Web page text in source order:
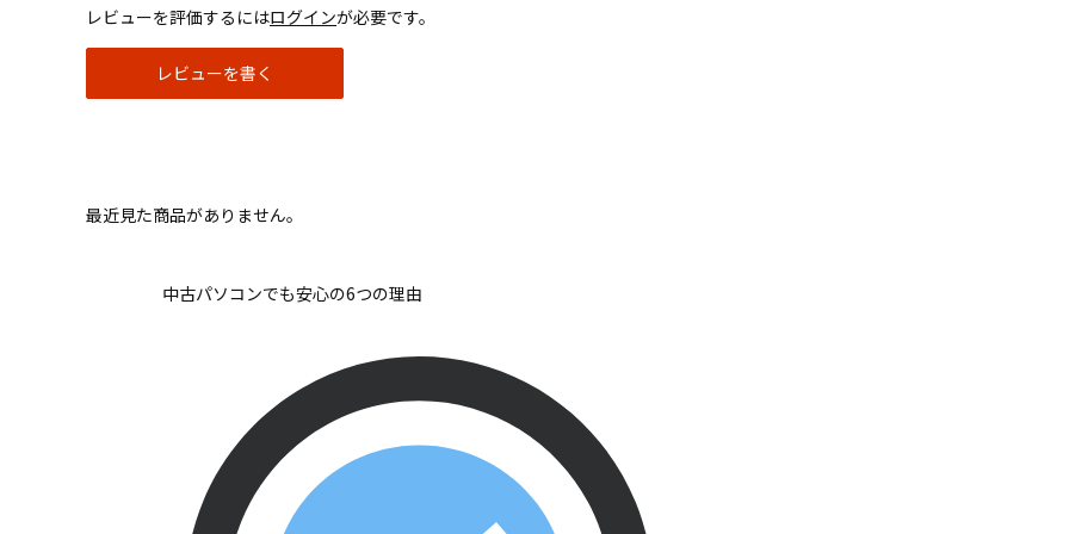
レビューを評価するにはログインが必要です。
レビューを書く
最近見た商品がありません。
中古パソコンでも安心の6つの理由